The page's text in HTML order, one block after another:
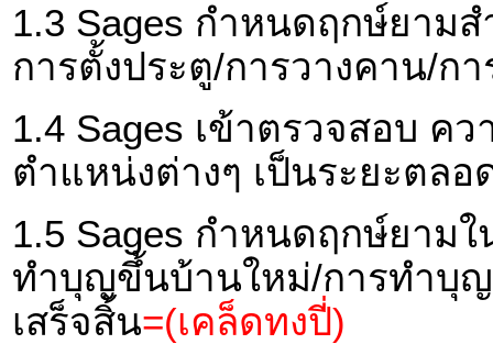
1.3 Sages กำหนดฤกษ์ยามส
การตั้งประตู/การวางคาน/ก
1.4 Sages เข้าตรวจสอบ ค
ตำแหน่งต่างๆ เป็นระยะตลอ
1.5 Sages กำหนดฤกษ์ยามใ
ทำบุญขึ้นบ้านใหม่/การทำบุญ
เสร็จสิ้น=(เคล็ดทงปี่)